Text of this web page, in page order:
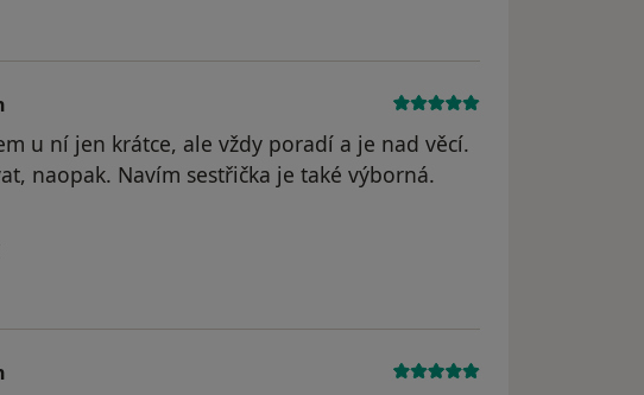
u ní jen krátce, ale vždy poradí a je nad věcí.
naopak. Navím sestřička je také výborná.
Váš účet byl odstraněn